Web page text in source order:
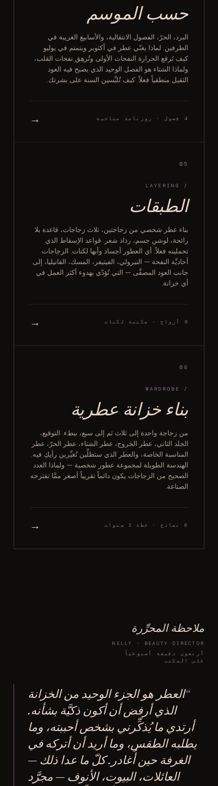
حسب الموسم
البرد، الحرّ، الفصول الانتقالية، والأسابيع الغريبة في
الطرفين. لماذا يغنّي عطر في أكتوبر ويتمتم في يوليو.
كيف تَرفع الحرارة النفحات الأولى وتُرهِق نفحات القلب،
ولماذا الشتاء هو الفصل الوحيد الذي يصبح فيه العود
الثقيل منطقياً فعلاً. كيف تُلبِّسين السنة على بشرتك.
4 فصول · روزنامة مناخية →
05
/ LAYERING
الطبقات
بناء عطر شخصي من زجاجتين، ثلاث زجاجات، قاعدة بلا
رائحة، لوشن جسم، رذاذ شعر. قواعد الإسقاط الذي
تحملينه فعلاً. أي العطور أجساد وأيها لكنات. الزجاجات
أحاديَّة النفحة — النيرولي، الفيتيفر، المسك، الفانيليا، إلى
جانب العود المصفَّى — التي تُؤدّي بهدوء أكثر العمل في
أي خزانة.
8 أزواج · مكتبة لكنات →
06
/ WARDROBE
بناء خزانة عطرية
من زجاجة واحدة إلى ثلاث ثم إلى سبع، ببطء. التوقيع،
الجلد الثاني، عطر الخروج، عطر الشتاء، عطر الحرّ، عطر
المناسبة الخاصة، والعطر الذي ستظلِّين تُغيِّرين رأيكِ فيه.
الهندسة الطويلة لمجموعة عطور شخصية — ولماذا العدد
الصحيح من الزجاجات يكون دائماً تقريباً أصغر ممَّا تقترحه
الصناعة.
6 نماذج · خطة 3 سنوات →
ملاحظة المحرِّرة
NELLY · BEAUTY DIRECTOR
أربعون دقيقة أسبوعياً
على المكتب
العطر هو الجزء الوحيد من الخزانة
الذي أرفض أن أكون ذكيَّة بشأنه.
أرتدي ما يُذكِّرني بشخص أحببته، وما
يطلبه الطقس، وما أريد أن أتركه في
الغرفة حين أُغادر. كلّ ما عدا ذلك —
العائلات، البيوت، الأنوف — مجرَّد